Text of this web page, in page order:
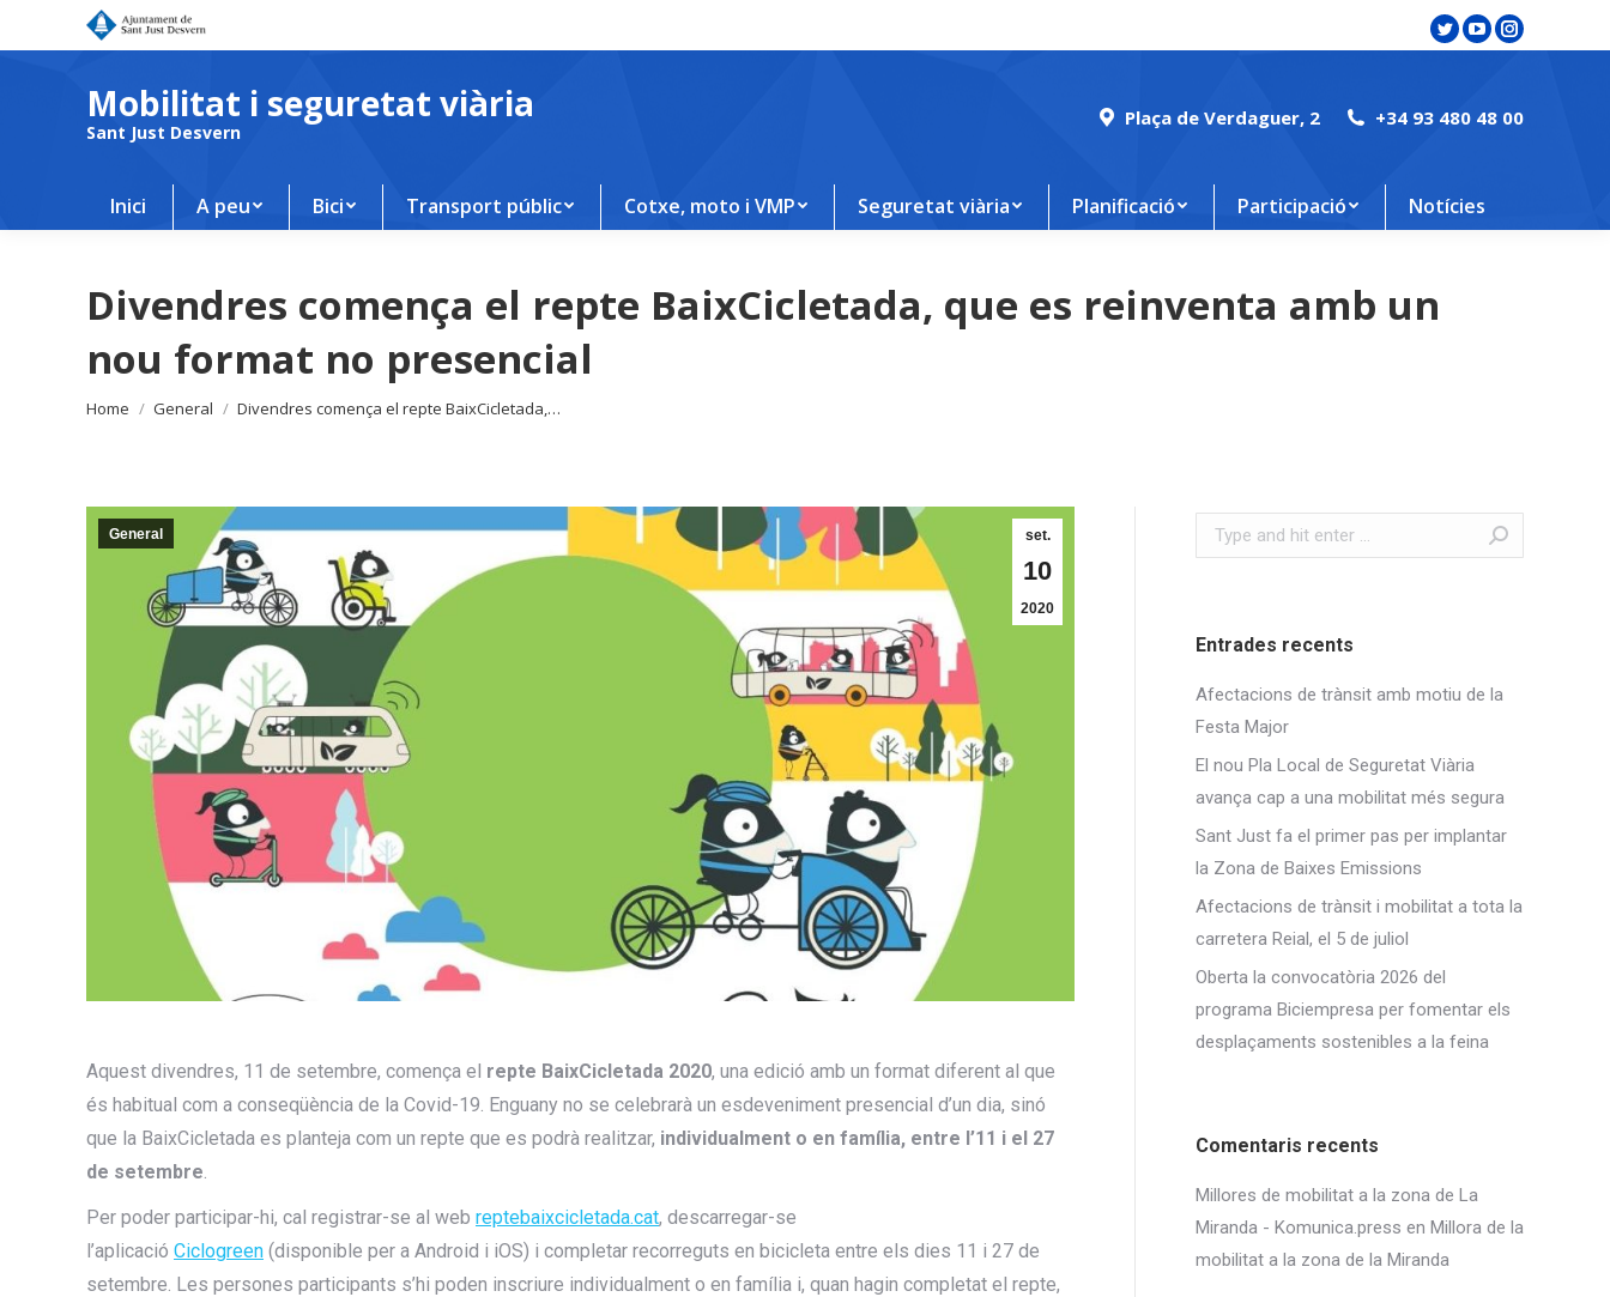
Twitter
in
YouTube
in
Instagram
in
Mobilitat i seguretat viària
Sant Just Desvern
Plaça de Verdaguer, 2 +34 93 480 48 00
Inici A peu Bici Transport públic Cotxe, moto i VMP Seguretat viària Planificació Participació Notícies
Divendres comença el repte BaixCicletada, que es reinventa amb un
nou format no presencial
You are here:
Home General Divendres comença el repte BaixCicletada,…
set.
10
2020
General
Aquest divendres, 11 de setembre, comença el repte BaixCicletada 2020, una edició amb un format diferent al que
és habitual com a conseqüència de la Covid-19. Enguany no se celebrarà un esdeveniment presencial d’un dia, sinó
que la BaixCicletada es planteja com un repte que es podrà realitzar, individualment o en família, entre l’11 i el 27
de setembre
Per poder participar-hi, cal registrar-se al web reptebaixcicletada.cat, descarregar-se
l’aplicació Ciclogreen (disponible per a Android i iOS) i completar recorreguts en bicicleta entre els dies 11 i 27 de
setembre. Les persones participants s’hi poden inscriure individualment o en família i, quan hagin completat el repte,
Search:
Entrades recents
Afectacions de trànsit amb motiu de la
Festa Major
El nou Pla Local de Seguretat Viària
avança cap a una mobilitat més segura
Sant Just fa el primer pas per implantar
la Zona de Baixes Emissions
Afectacions de trànsit i mobilitat a tota la
carretera Reial, el 5 de juliol
Oberta la convocatòria 2026 del
programa Biciempresa per fomentar els
desplaçaments sostenibles a la feina
Comentaris recents
Millores de mobilitat a la zona de La
Miranda - Komunica.press en Millora de la
mobilitat a la zona de la Miranda